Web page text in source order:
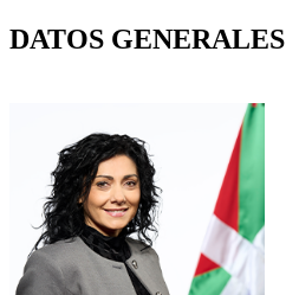
DATOS GENERALES